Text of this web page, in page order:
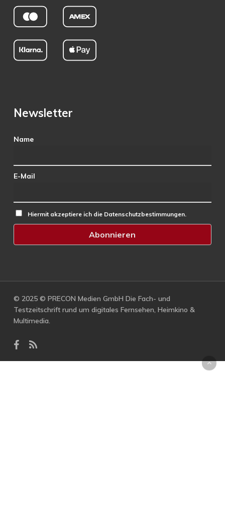
Newsletter
Name
E-Mail
Hiermit akzeptiere ich die Datenschutzbestimmungen.
© 2025 © PRECON Medien GmbH Die Fach- und
Testzeitschrift rund um digitales Fernsehen, Heimkino &
Multimedia.
facebook
RSS